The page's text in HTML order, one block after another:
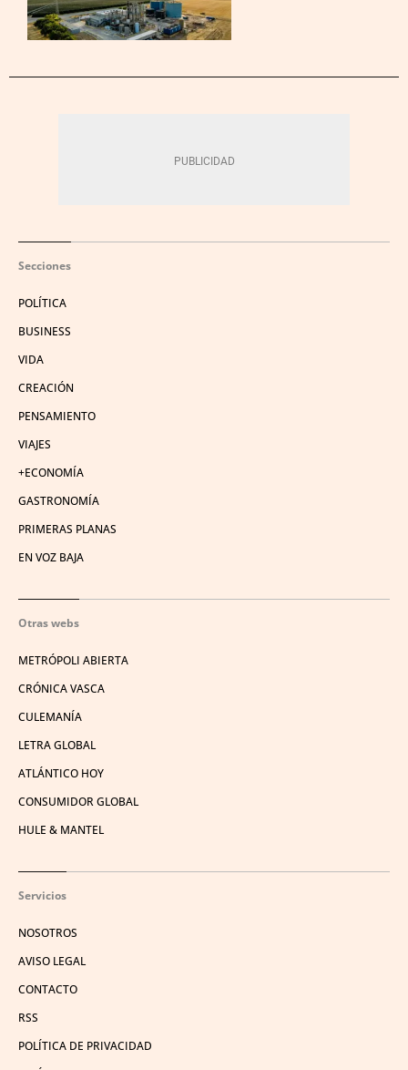
Secciones
POLÍTICA
BUSINESS
VIDA
CREACIÓN
PENSAMIENTO
VIAJES
+ECONOMÍA
GASTRONOMÍA
PRIMERAS PLANAS
EN VOZ BAJA
Otras webs
METRÓPOLI ABIERTA
CRÓNICA VASCA
CULEMANÍA
LETRA GLOBAL
ATLÁNTICO HOY
CONSUMIDOR GLOBAL
HULE & MANTEL
Servicios
NOSOTROS
AVISO LEGAL
CONTACTO
RSS
POLÍTICA DE PRIVACIDAD